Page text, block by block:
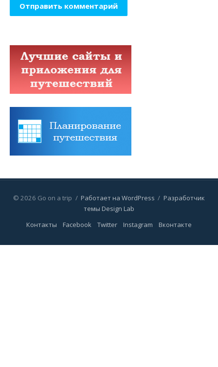
© 2026 Go on a trip / Работает на WordPress / Разработчик
темы Design Lab
Контакты
Facebook Twitter Instagram Вконтакте